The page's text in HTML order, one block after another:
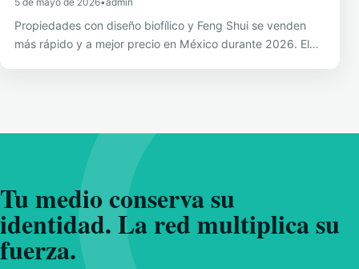
Propiedades con diseño biofílico y Feng Shui se venden
más rápido y a mejor precio en México durante 2026. El…
Tu medio conserva su
identidad. La red multiplica su
fuerza.